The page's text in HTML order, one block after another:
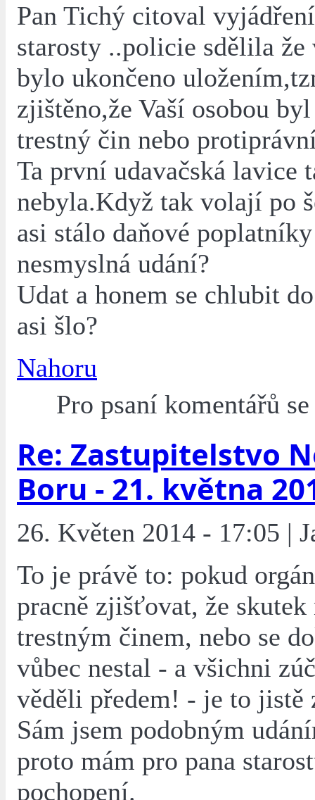
Pan Tichý citoval
starosty ..policie sdělila že
bylo ukončeno
zjištěno,že Vaší osobou byl
trestný čin nebo
Ta první udavačská lavice
nebyla.Když tak volají po
asi stálo daňové
nesmyslná udání?
Udat a honem se chlubit
asi šlo?
Nahoru
Pro psaní komentářů
Re: Zastupitelstvo
Boru - 21. května
26. Květen 2014 - 17:05 |
To je právě to: pokud
pracně zjišťovat, že skutek
trestným činem, nebo se
vůbec nestal - a všichni
věděli předem! - je to jistě
Sám jsem podobným
proto mám pro pana
pochopení.